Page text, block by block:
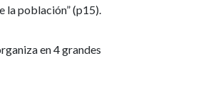
la población” (p15).
en 4 grandes